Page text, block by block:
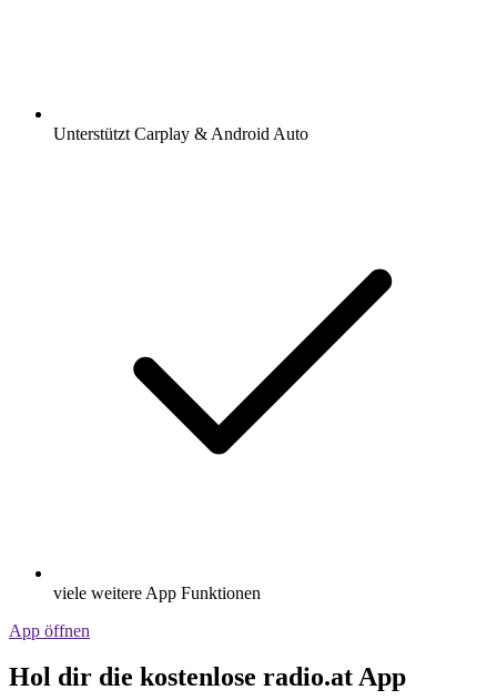
Unterstützt Carplay & Android Auto
viele weitere App Funktionen
App öffnen
Hol dir die kostenlose radio.at App